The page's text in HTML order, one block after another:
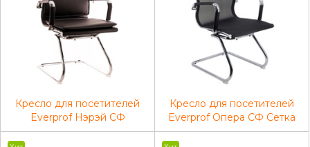
Кресло для посетителей
Everprof Нэрэй СФ
Экокожа Черный
Кресло для посетителей
Everprof Опера CФ Сетка
Черный